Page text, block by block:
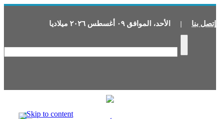
إتصل بنا | الأحد، الموافق ٠٩ أغسطس ٢٠٢٦ ميلاديا
Skip to content